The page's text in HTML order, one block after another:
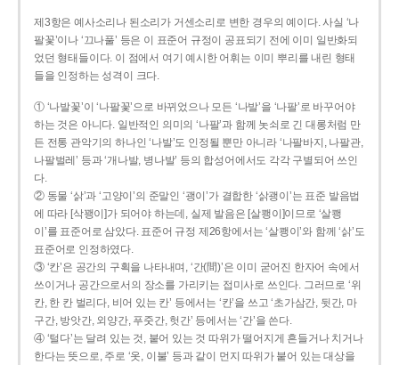
제3항은 예사소리나 된소리가 거센소리로 변한 경우의 예이다. 사실 ‘나
팔꽃’이나 ‘끄나풀’ 등은 이 표준어 규정이 공표되기 전에 이미 일반화되
었던 형태들이다. 이 점에서 여기 예시한 어휘는 이미 뿌리를 내린 형태
들을 인정하는 성격이 크다.
① ‘나발꽃’이 ‘나팔꽃’으로 바뀌었으나 모든 ‘나발’을 ‘나팔’로 바꾸어야
하는 것은 아니다. 일반적인 의미의 ‘나팔’과 함께 놋쇠로 긴 대롱처럼 만
든 전통 관악기의 하나인 ‘나발’도 인정될 뿐만 아니라 ‘나팔바지, 나팔관,
나팔벌레’ 등과 ‘개나발, 병나발’ 등의 합성어에서도 각각 구별되어 쓰인
다.
② 동물 ‘삵’과 ‘고양이’의 준말인 ‘괭이’가 결합한 ‘삵괭이’는 표준 발음법
에 따라 [삭꽹이]가 되어야 하는데, 실제 발음은 [살쾡이]이므로 ‘살쾡
이’를 표준어로 삼았다. 표준어 규정 제26항에서는 ‘살쾡이’와 함께 ‘삵’도
표준어로 인정하였다.
③ ‘칸’은 공간의 구획을 나타내며, ‘간(間)’은 이미 굳어진 한자어 속에서
쓰이거나 공간으로서의 장소를 가리키는 접미사로 쓰인다. 그러므로 ‘위
칸, 한 칸 벌리다, 비어 있는 칸’ 등에서는 ‘칸’을 쓰고 ‘초가삼간, 뒷간, 마
구간, 방앗간, 외양간, 푸줏간, 헛간’ 등에서는 ‘간’을 쓴다.
④ ‘털다’는 달려 있는 것, 붙어 있는 것 따위가 떨어지게 흔들거나 치거나
한다는 뜻으로, 주로 ‘옷, 이불’ 등과 같이 먼지 따위가 붙어 있는 대상을